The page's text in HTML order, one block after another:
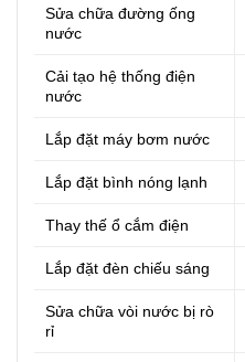
Sửa chữa đường ống
nước
Cải tạo hệ thống điện
nước
Lắp đặt máy bơm nước
Lắp đặt bình nóng lạnh
Thay thế ổ cắm điện
Lắp đặt đèn chiếu sáng
Sửa chữa vòi nước bị rò
rỉ